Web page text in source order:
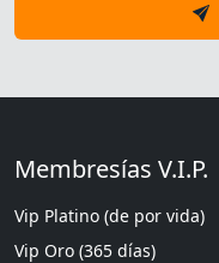
Membresías V.I.P.
Vip Platino (de por vida)
Vip Oro (365 días)